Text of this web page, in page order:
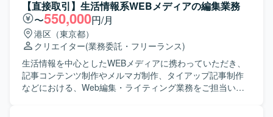
Asana KPI・ロギング：Redash, BigQuery コミュニケーシ
ョンツール：Slack, Discord
【直接取引】生活情報系WEBメディアの編集業務
〜550,000円/月
港区（東京都）
クリエイター(業務委託・フリーランス)
生活情報を中心としたWEBメディアに携わっていただき、
記事コンテンツ制作やメルマガ制作、タイアップ記事制作
などにおける、Web編集・ライティング業務をご担当いた